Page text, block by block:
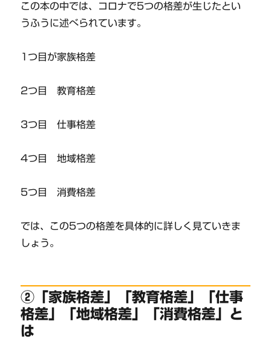
この本の中では、コロナで5つの格差が生じたとい
うふうに述べられています。
1つ目が家族格差
2つ目 教育格差
3つ目 仕事格差
4つ目 地域格差
5つ目 消費格差
では、この5つの格差を具体的に詳しく見ていきま
しょう。
②「家族格差」「教育格差」「仕事
格差」「地域格差」「消費格差」と
は